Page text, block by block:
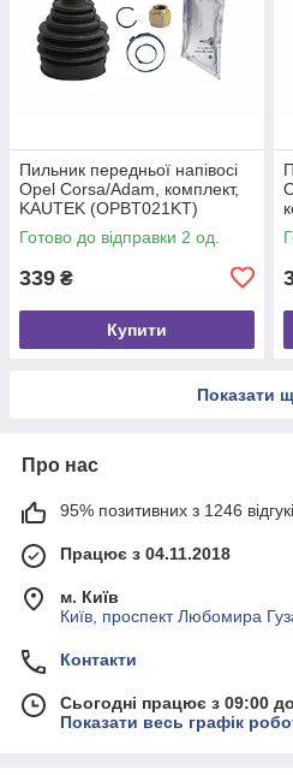
Пильник передньої напівосі
Opel Corsa/Adam, комплект,
KAUTEK (OPBT021KT)
Готово до відправки 2 од.
339 ₴
Купити
Показати
Про нас
95% позитивних з 1246
Працює з 04.11.2018
м. Київ
Київ, проспект Любомира
Контакти
Сьогодні працює з 09:00
Показати весь графік